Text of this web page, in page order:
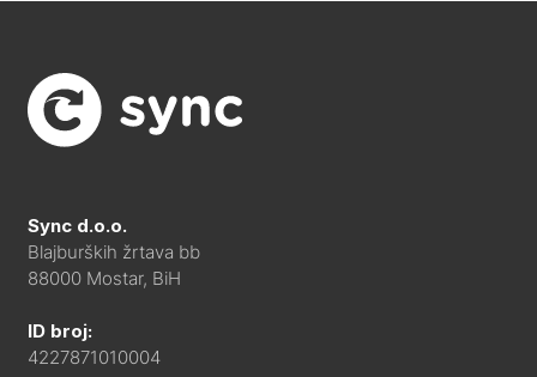
Sync d.o.o.
Blajburških žrtava bb
88000 Mostar, BiH
ID broj:
4227871010004